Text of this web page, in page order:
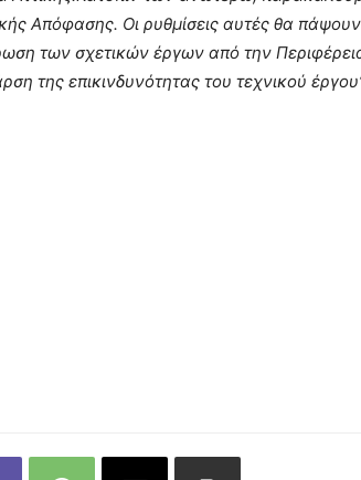
Απόφασης. Οι ρυθμίσεις αυτές θα πάψουν
των σχετικών έργων από την
της επικινδυνότητας του τεχνικού